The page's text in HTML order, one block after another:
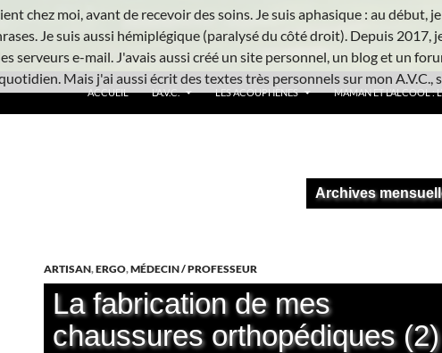
ACCUEIL L’A.V.C. LES ACOUPHÈNES MAMAN ET L’ALCOOL :
Archives
ARTISAN,ERGO,MÉDECIN / PROFESSEUR
La fabrication de mes
chaussures orthopédiques (2)
chez moi, avant de recevoir des soins. Je suis aphasique : au début,
Je suis aussi hémiplégique (paralysé du côté droit). Depuis 2017,
serveurs e-mail. J'avais aussi créé un site personnel, un blog et un
Mais j'ai aussi écrit des textes très personnels sur mon A.V.C.,